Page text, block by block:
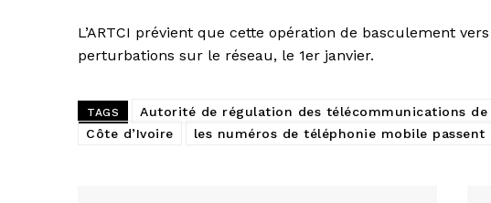
L’ARTCI prévient que cette opération de basculement
perturbations sur le réseau, le 1er janvier.
TAGS Autorité de régulation des télécommunications de
Côte d’Ivoire
les numéros de téléphonie mobile